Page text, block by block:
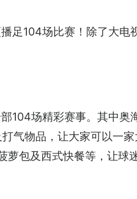
足104场比赛！除了大电
104场精彩赛事。其中奥
气物品，让大家可以一
包及西式快餐等，让球